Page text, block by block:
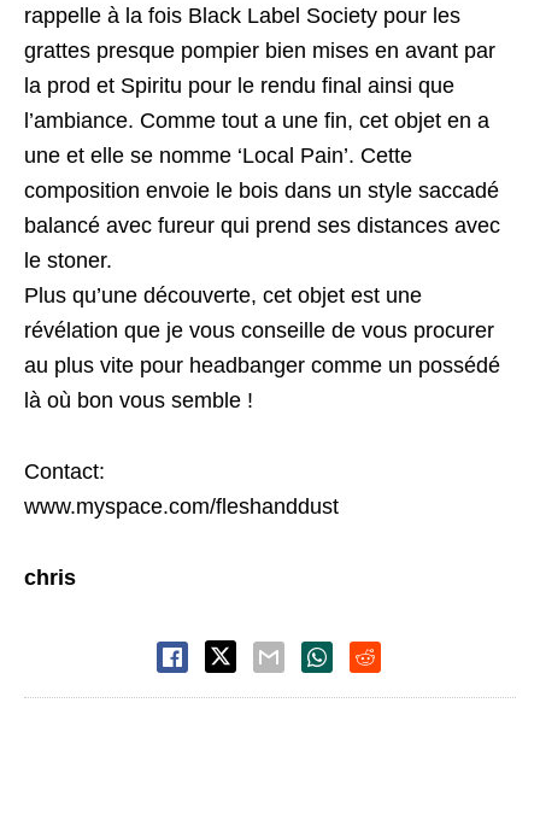
rappelle à la fois Black Label Society pour les
grattes presque pompier bien mises en avant par
la prod et Spiritu pour le rendu final ainsi que
l’ambiance. Comme tout a une fin, cet objet en a
une et elle se nomme ‘Local Pain’. Cette
composition envoie le bois dans un style saccadé
balancé avec fureur qui prend ses distances avec
le stoner.
Plus qu’une découverte, cet objet est une
révélation que je vous conseille de vous procurer
au plus vite pour headbanger comme un possédé
là où bon vous semble !
Contact:
www.myspace.com/fleshanddust
chris